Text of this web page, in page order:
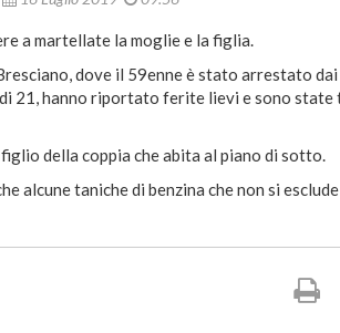
a martellate la moglie e la figlia.
dove il 59enne è stato arrestato
21, hanno riportato ferite lievi e sono
della coppia che abita al piano di sotto.
alcune taniche di benzina che non si